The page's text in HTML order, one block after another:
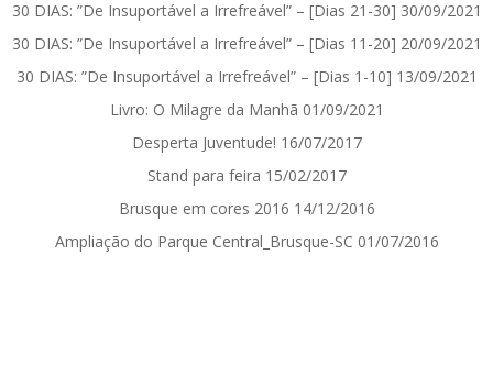
30 DIAS: ”De Insuportável a Irrefreável” – [Dias 21-30] 30/09/2021
30 DIAS: ”De Insuportável a Irrefreável” – [Dias 11-20] 20/09/2021
30 DIAS: ”De Insuportável a Irrefreável” – [Dias 1-10] 13/09/2021
Livro: O Milagre da Manhã 01/09/2021
Desperta Juventude! 16/07/2017
Stand para feira 15/02/2017
Brusque em cores 2016 14/12/2016
Ampliação do Parque Central_Brusque-SC 01/07/2016